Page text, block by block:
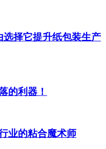
择它提升纸包装生产
的利器！
业的粘合魔术师